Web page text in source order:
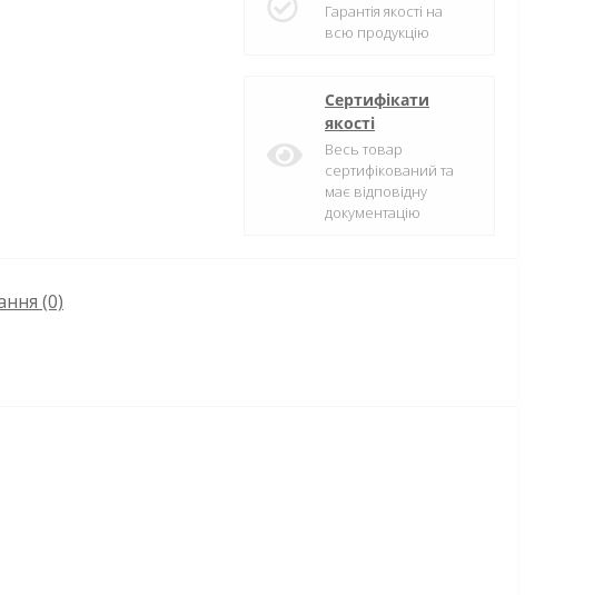
Гарантія якості на
всю продукцію
Сертифікати
якості
Весь товар
сертифікований та
має відповідну
документацію
(0)